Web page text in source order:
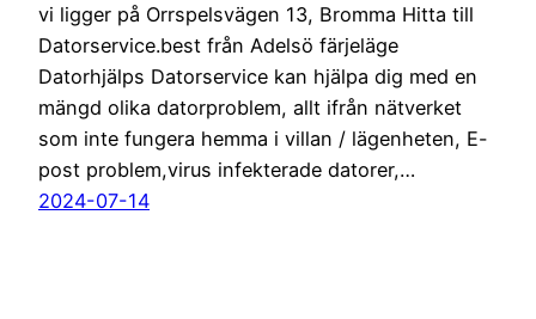
vi ligger på Orrspelsvägen 13, Bromma Hitta till
Datorservice.best från Adelsö färjeläge
Datorhjälps Datorservice kan hjälpa dig med en
mängd olika datorproblem, allt ifrån nätverket
som inte fungera hemma i villan / lägenheten, E-
post problem,virus infekterade datorer,…
2024-07-14